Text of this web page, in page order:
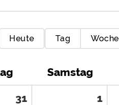
Heute Tag Woche
Samstag
31 1